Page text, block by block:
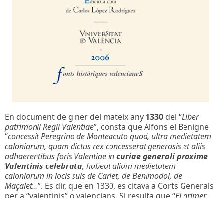
En document de giner del mateix any 1330 del “Liber
patrimonii Regii Valentiae”, consta que Alfons el Benigne
“concessit Peregrino de Monteacuto quod, ultra medietatem
caloniarum, quam dictus rex concesserat generosis et aliis
adhaerentibus foris Valentiae incuriae generali proxime
Valentinis celebrata, habeat aliam medietatem
caloniarum in locis suis de Carlet, de Benimodol, de
Maçalet…”. Es dir, que en 1330, es citava a Corts Generals
per a “valentinis” o valencians. Si resulta que “El primer